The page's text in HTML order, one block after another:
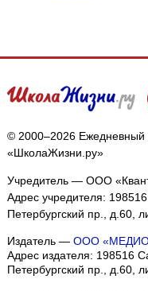
© 2000–2026 Ежедневный
«ШколаЖизни.ру»
Учредитель — ООО
Адрес учредителя:
Петербургский пр., д.60,
Издатель — ООО
Адрес издателя: 198516
Петербургский пр., д.60,